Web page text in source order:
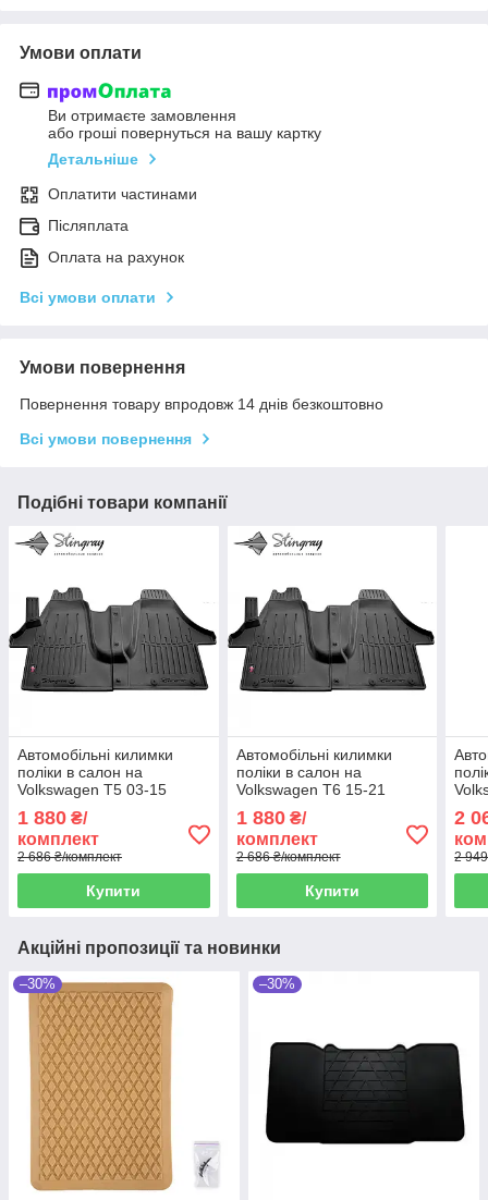
Умови оплати
Ви отримаєте замовлення
або гроші повернуться на вашу картку
Детальніше
Оплатити частинами
Післяплата
Оплата на рахунок
Всі умови оплати
Умови повернення
Повернення товару впродовж 14 днів безкоштовно
Всі умови повернення
Подібні товари компанії
Автомобільні килимки
поліки в салон на
Volkswagen T5 03-15
Фольксваген Т5
1 880 ₴/
комплект
2 686 ₴/комплект
Купити
Автомобільні килимки
поліки в салон на
Volkswagen T6 15-21
Фольксваген Т6
1 880₴/
комплект
2 686 ₴/комплект
Купити
2
2
Акційні пропозиції та новинки
–30% –30%